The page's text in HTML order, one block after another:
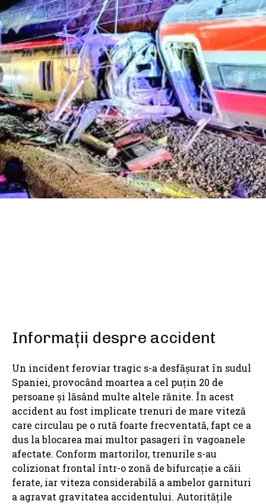
Informații despre accident
Un incident feroviar tragic s-a desfășurat în sudul
Spaniei, provocând moartea a cel puțin 20 de
persoane și lăsând multe altele rănite. În acest
accident au fost implicate trenuri de mare viteză
care circulau pe o rută foarte frecventată, fapt ce a
dus la blocarea mai multor pasageri în vagoanele
afectate. Conform martorilor, trenurile s-au
colizionat frontal într-o zonă de bifurcație a căii
ferate, iar viteza considerabilă a ambelor garnituri
a agravat gravitatea accidentului. Autoritățile